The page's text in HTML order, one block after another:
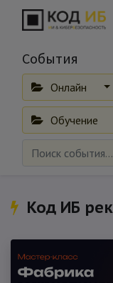
События
Онлайн
Обучение
Код ИБ